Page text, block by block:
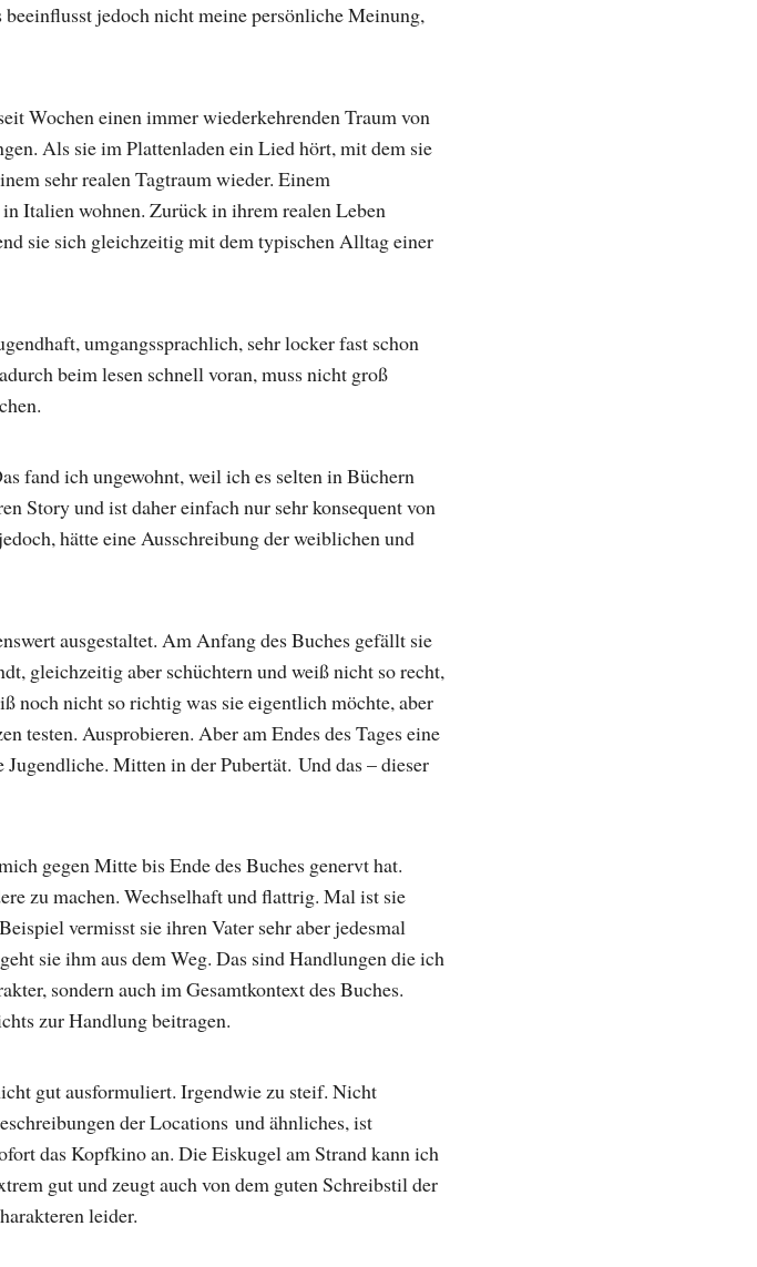
jedoch nicht meine persönliche Meinung,
Wochen einen immer wiederkehrenden Traum von
Als sie im Plattenladen ein Lied hört, mit dem sie
sehr realen Tagtraum wieder. Einem
Italien wohnen. Zurück in ihrem realen Leben
sie sich gleichzeitig mit dem typischen Alltag einer
umgangssprachlich, sehr locker fast schon
beim lesen schnell voran, muss nicht groß
fand ich ungewohnt, weil ich es selten in Büchern
Story und ist daher einfach nur sehr konsequent von
hätte eine Ausschreibung der weiblichen und
ausgestaltet. Am Anfang des Buches gefällt sie
gleichzeitig aber schüchtern und weiß nicht so recht,
noch nicht so richtig was sie eigentlich möchte, aber
testen. Ausprobieren. Aber am Endes des Tages eine
Mitten in der Pubertät. Und das – dieser
gegen Mitte bis Ende des Buches genervt hat.
zu machen. Wechselhaft und flattrig. Mal ist sie
vermisst sie ihren Vater sehr aber jedesmal
sie ihm aus dem Weg. Das sind Handlungen die ich
sondern auch im Gesamtkontext des Buches.
zur Handlung beitragen.
gut ausformuliert. Irgendwie zu steif. Nicht
der Locations und ähnliches, ist
das Kopfkino an. Die Eiskugel am Strand kann ich
gut und zeugt auch von dem guten Schreibstil der
leider.